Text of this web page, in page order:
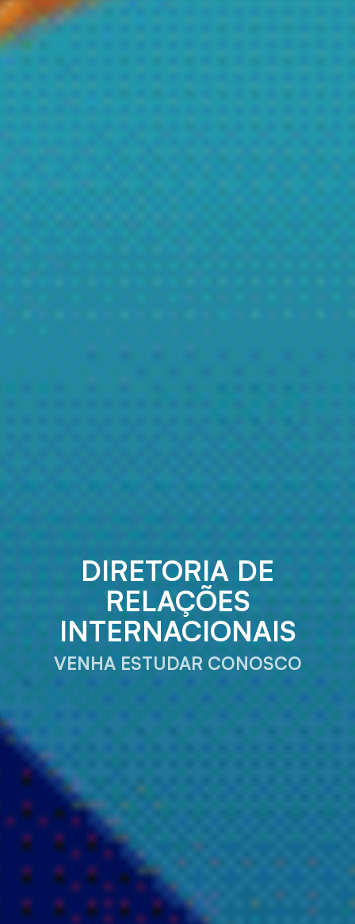
DIRETORIA DE
RELAÇÕES
INTERNACIONAIS
VENHA ESTUDAR CONOSCO